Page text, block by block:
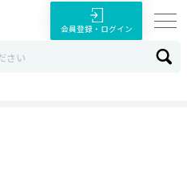
会員登録・ログイン